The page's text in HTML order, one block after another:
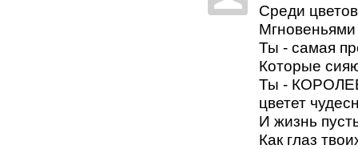
Среди
Ты - самая
Которые
Ты -
цветет
И жизнь
Как глаз